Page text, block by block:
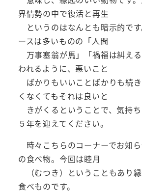
界情勢の中で復活と再生
というのはなんとも暗示的で
ースは多いものの「人間
万事塞翁が馬」「禍福は糾え
われるように、悪いこと
ばかりもいいことばかりも続
くなくてもそれは良いと
きがくるということで、気持
５年を迎えてください。
時々こちらのコーナーでお知
の食べ物。今回は睦月
（むつき）ということもあり
食べものです。